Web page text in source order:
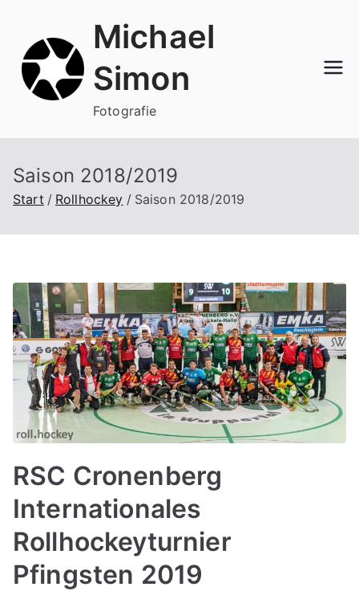
springen
Michael
Simon
Fotografie
Saison 2018/2019
Start Rollhockey Saison 2018/2019
RSC Cronenberg
Internationales
Rollhockeyturnier
Pfingsten 2019